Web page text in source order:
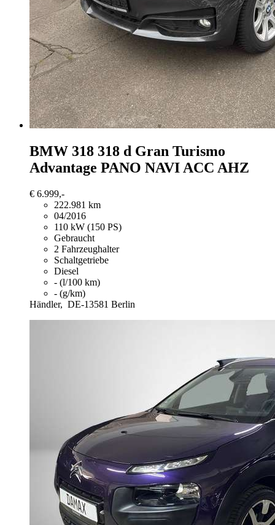
BMW 318 318 d Gran Turismo
Advantage PANO NAVI ACC AHZ
€ 6.999,-
222.981 km
04/2016
110 kW (150 PS)
Gebraucht
2 Fahrzeughalter
Schaltgetriebe
Diesel
- (l/100 km)
- (g/km)
Händler, DE-13581 Berlin